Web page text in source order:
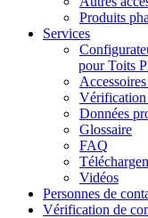
Produits
Services
pour Toits
Vérification
Données
Glossaire
FAQ
Vidéos
Personnes de
Vérification de